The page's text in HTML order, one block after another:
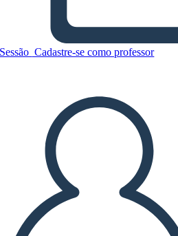
Cadastre-se como professor
este storyboard
APRESENTAÇÃO DE SLIDES
LEIA PRA MIM